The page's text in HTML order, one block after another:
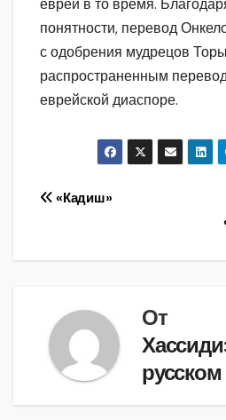
евреи в то время.
понятности, перевод
с одобрения мудрецов
распространенным
еврейской диаспоре.
Навигация
«Кадиш»
От
русском